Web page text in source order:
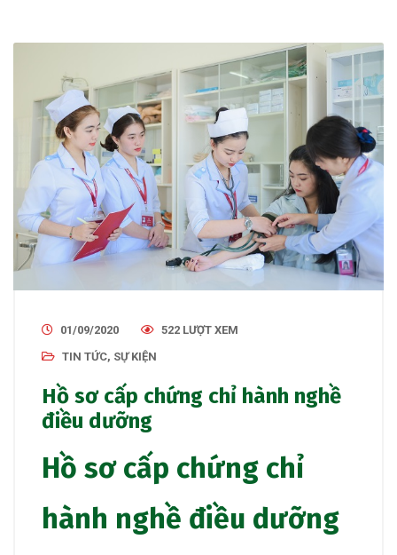
01/09/2020
522 LƯỢT XEM
TIN TỨC, SỰ KIỆN
Hồ sơ cấp chứng chỉ hành nghề
điều dưỡng
Hồ sơ cấp chứng chỉ
hành nghề điều dưỡng